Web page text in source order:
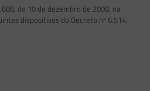
de 10 de dezembro de 2008, na
dispositivos do Decreto nº 6.514,